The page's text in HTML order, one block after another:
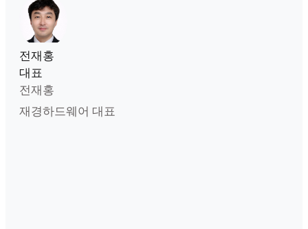
전재홍
대표
전재홍
재경하드웨어 대표